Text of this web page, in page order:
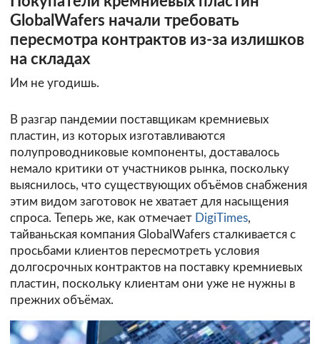
GlobalWafers начали требовать
пересмотра контрактов из-за излишков
на складах
Им не угодишь.
В разгар пандемии поставщикам кремниевых
пластин, из которых изготавливаются
полупроводниковые компоненты, доставалось
немало критики от участников рынка, поскольку
выяснилось, что существующих объёмов снабжения
этим видом заготовок не хватает для насыщения
спроса. Теперь же, как отмечает DigiTimes,
тайваньская компания GlobalWafers сталкивается с
просьбами клиентов пересмотреть условия
долгосрочных контрактов на поставку кремниевых
пластин, поскольку клиентам они уже не нужны в
прежних объёмах.